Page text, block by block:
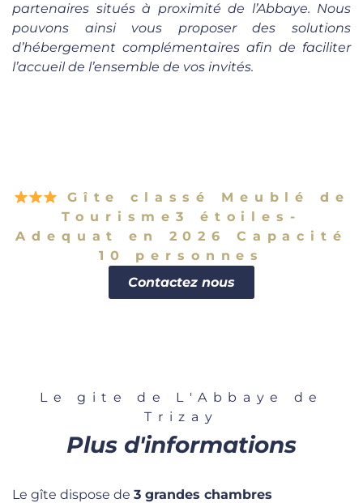
partenaires situés à proximité de l’Abbaye. Nous
pouvons ainsi vous proposer des solutions
d’hébergement complémentaires afin de faciliter
l’accueil de l’ensemble de vos invités.
Gîte classé Meublé de
Tourisme3 étoiles-
Adequat en 2026 Capacité
10 personnes
Contactez nous
Le gite de L'Abbaye de
Trizay
Plus d'informations
Le gîte dispose de 3 grandes chambres